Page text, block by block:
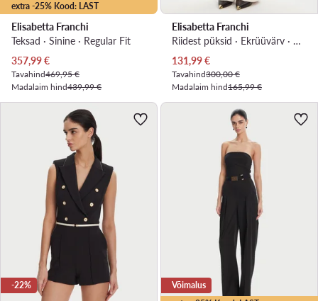
extra -25% Kood: LAST
Elisabetta Franchi
Teksad · Sinine · Regular Fit
Praegune hind
357,99€
Tavahind469,95 €
Madalaim hind439,99 €
Elisabetta Franchi
Riidest püksid · Ekrüüvärv · Regular Fit
Praegune hind
131,99€
Tavahind300,00 €
Madalaim hind165,99 €
-22% Võimalus